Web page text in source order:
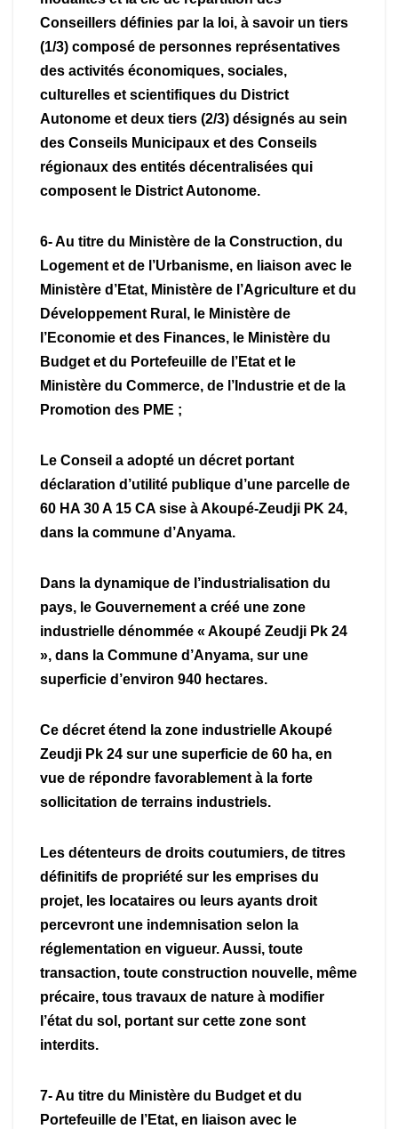
Conseillers définies par la loi, à savoir un tiers
(1/3) composé de personnes représentatives
des activités économiques, sociales,
culturelles et scientifiques du District
Autonome et deux tiers (2/3) désignés au sein
des Conseils Municipaux et des Conseils
régionaux des entités décentralisées qui
composent le District Autonome.
6- Au titre du Ministère de la Construction, du
Logement et de l’Urbanisme, en liaison avec le
Ministère d’Etat, Ministère de l’Agriculture et du
Développement Rural, le Ministère de
l’Economie et des Finances, le Ministère du
Budget et du Portefeuille de l’Etat et le
Ministère du Commerce, de l’Industrie et de la
Promotion des PME ;
Le Conseil a adopté un décret portant
déclaration d’utilité publique d’une parcelle de
60 HA 30 A 15 CA sise à Akoupé-Zeudji PK 24,
dans la commune d’Anyama.
Dans la dynamique de l’industrialisation du
pays, le Gouvernement a créé une zone
industrielle dénommée « Akoupé Zeudji Pk 24
», dans la Commune d’Anyama, sur une
superficie d’environ 940 hectares.
Ce décret étend la zone industrielle Akoupé
Zeudji Pk 24 sur une superficie de 60 ha, en
vue de répondre favorablement à la forte
sollicitation de terrains industriels.
Les détenteurs de droits coutumiers, de titres
définitifs de propriété sur les emprises du
projet, les locataires ou leurs ayants droit
percevront une indemnisation selon la
réglementation en vigueur. Aussi, toute
transaction, toute construction nouvelle, même
précaire, tous travaux de nature à modifier
l’état du sol, portant sur cette zone sont
interdits.
7- Au titre du Ministère du Budget et du
Portefeuille de l’Etat, en liaison avec le